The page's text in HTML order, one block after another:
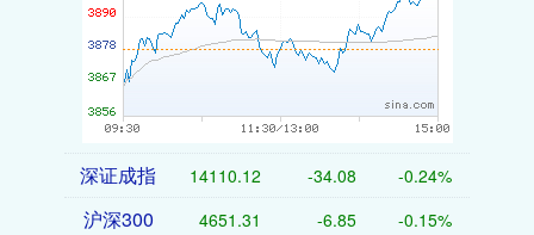
深证成指 14110.12 -34.08 -0.24%
沪深300 4651.31 -6.85 -0.15%